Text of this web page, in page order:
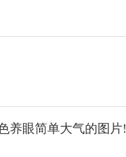
养眼简单大气的图片!